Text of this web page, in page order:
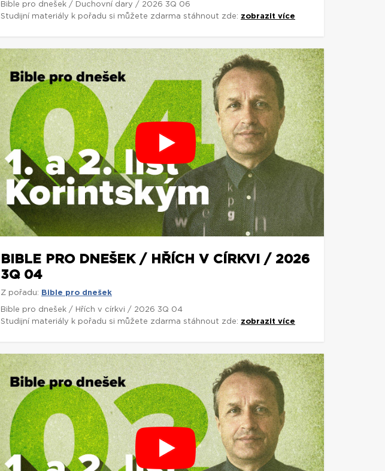
Bible pro dnešek / Duchovní dary / 2026 3Q 06
Studijní materiály k pořadu si můžete zdarma stáhnout zde: zobrazit více
BIBLE PRO DNEŠEK / HŘÍCH V CÍRKVI / 2026
3Q 04
Z pořadu: Bible pro dnešek
Bible pro dnešek / Hřích v církvi / 2026 3Q 04
Studijní materiály k pořadu si můžete zdarma stáhnout zde: zobrazit více